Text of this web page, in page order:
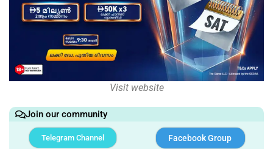
Visit website
Join our community
Telegram Channel Facebook Group